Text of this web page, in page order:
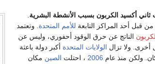
أكسيد الكربون بسبب الأنشطة البشرية
قبل أحد المراكز التابعة للأمم المتحدة . وتعتمد
الناتج عن حرق الوقود أحفوري، وليس عن
أخرى. ولا تزال الولايات المتحدة أكبر دولة باعثة
ولكن منذ عام 2006 ، احتلت الصين مكان